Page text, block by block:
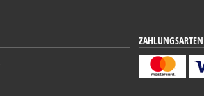
ZAHLUNGSARTEN